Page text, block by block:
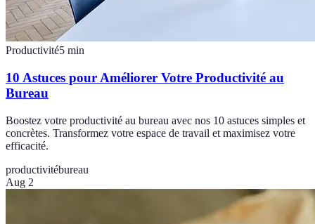
Productivité5 min
10 Astuces pour Améliorer Votre Productivité au
Bureau
Boostez votre productivité au bureau avec nos 10 astuces simples et
concrètes. Transformez votre espace de travail et maximisez votre
efficacité.
productivitébureau
Aug 2